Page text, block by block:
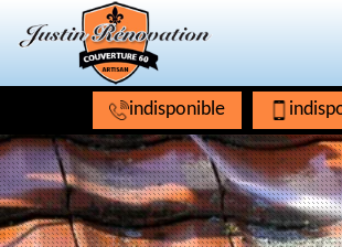
indisponible